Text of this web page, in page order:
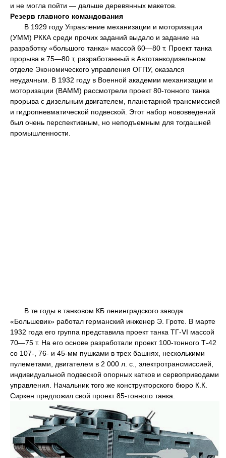
и не могла пойти — дальше деревянных макетов.
Резерв главного командования
В 1929 году Управление механизации и моторизации
(УММ) РККА среди прочих заданий выдало и задание на
разработку «большого танка» массой 60—80 т. Проект танка
прорыва в 75—80 т, разработанный в Автотанкодизельном
отделе Экономического управления ОГПУ, оказался
неудачным. В 1932 году в Военной академии механизации и
моторизации (ВАММ) рассмотрели проект 80-тонного танка
прорыва с дизельным двигателем, планетарной трансмиссией
и гидропневматической подвеской. Этот набор нововведений
был очень перспективным, но неподъемным для тогдашней
промышленности.
В те годы в танковом КБ ленинградского завода
«Большевик» работал германский инженер Э. Гроте. В марте
1932 года его группа представила проект танка ТГ-VI массой
70—75 т. На его основе разработали проект 100-тонного Т-42
со 107-, 76- и 45-мм пушками в трех башнях, несколькими
пулеметами, двигателем в 2 000 л. с., электротрансмиссией,
индивидуальной подвеской опорных катков и сервоприводами
управления. Начальник того же конструкторского бюро К.К.
Сиркен предложил свой проект 85-тонного танка.